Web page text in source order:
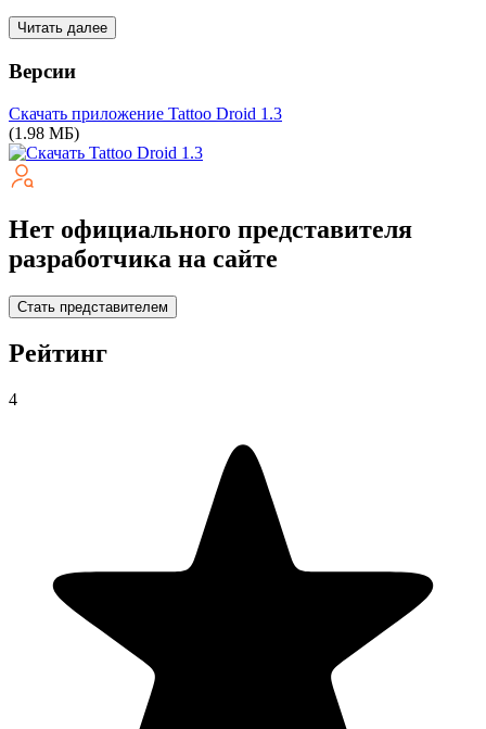
Читать далее
Версии
Скачать приложение Tattoo Droid 1.3
(1.98 МБ)
Нет официального представителя
разработчика на сайте
Стать представителем
Рейтинг
4